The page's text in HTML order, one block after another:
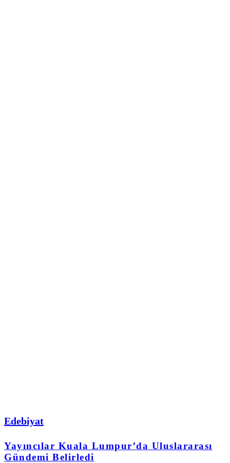
Edebiyat
Yayıncılar Kuala Lumpur’da Uluslararası
Gündemi Belirledi